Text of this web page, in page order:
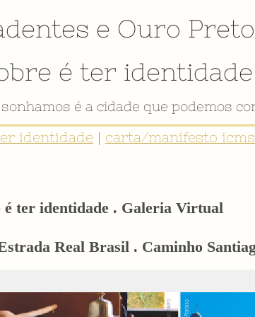
e Ouro Preto
é ter identidade
é a cidade que podemos
identidade | carta/manifesto
ter identidade . Galeria Virtual
Real Brasil . Caminho